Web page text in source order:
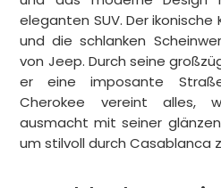
eleganten SUV. Der ikonische
und die schlanken
von Jeep. Durch seine
er eine imposante
Cherokee vereint alles,
ausmacht mit seiner
um stilvoll durch Casablanca